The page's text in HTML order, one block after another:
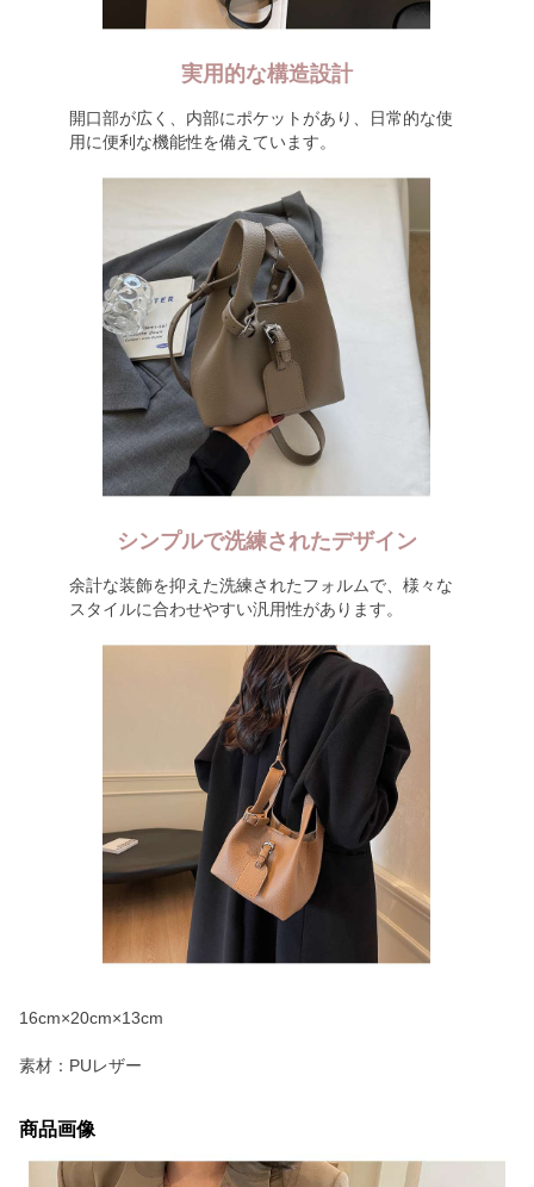
実用的な構造設計
開口部が広く、内部にポケットがあり、日常的な使
用に便利な機能性を備えています。
シンプルで洗練されたデザイン
余計な装飾を抑えた洗練されたフォルムで、様々な
スタイルに合わせやすい汎用性があります。
16cm×20cm×13cm
素材：PUレザー
商品画像